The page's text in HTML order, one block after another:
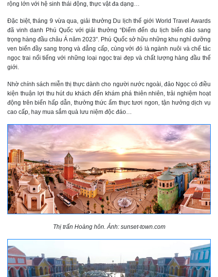
rộng lớn với hệ sinh thái động, thực vật đa dạng…
Đặc biệt, tháng 9 vừa qua, giải thưởng Du lịch thế giới World Travel Awards
đã vinh danh Phú Quốc với giải thưởng “Điểm đến du lịch biển đảo sang
trọng hàng đầu châu Á năm 2023”. Phú Quốc sở hữu những khu nghỉ dưỡng
ven biển đầy sang trọng và đẳng cấp, cùng với đó là ngành nuôi và chế tác
ngọc trai nổi tiếng với những loại ngọc trai đẹp và chất lượng hàng đầu thế
giới.
Nhờ chính sách miễn thị thực dành cho người nước ngoài, đảo Ngọc có điều
kiện thuận lợi thu hút du khách đến khám phá thiên nhiên, trải nghiệm hoạt
động trên biển hấp dẫn, thưởng thức ẩm thực tươi ngon, tận hưởng dịch vụ
cao cấp, hay mua sắm quà lưu niệm độc đáo…
Thị trấn Hoàng hôn. Ảnh: sunset-town.com